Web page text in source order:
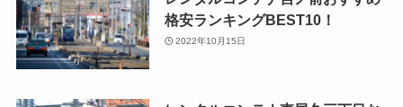
格安ランキングBEST10！
2022年10月15日